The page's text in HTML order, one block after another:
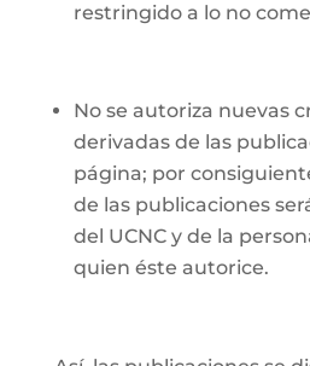
restringido a lo no
No se autoriza nuevas
derivadas de las
página; por
de las publicaciones
del UCNC y de la
quien éste autorice.